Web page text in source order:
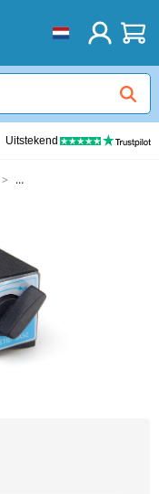
Uitstekend
>